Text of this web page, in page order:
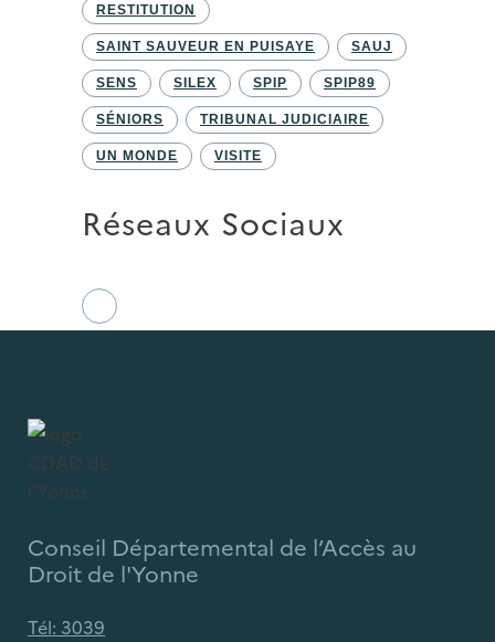
RESTITUTION
SAINT SAUVEUR EN PUISAYE SAUJ
SENS SILEX SPIP SPIP89
SÉNIORS TRIBUNAL JUDICIAIRE
UN MONDE VISITE
Réseaux Sociaux
Conseil Départemental de l’Accès au
Droit de l'Yonne
Tél: 3039